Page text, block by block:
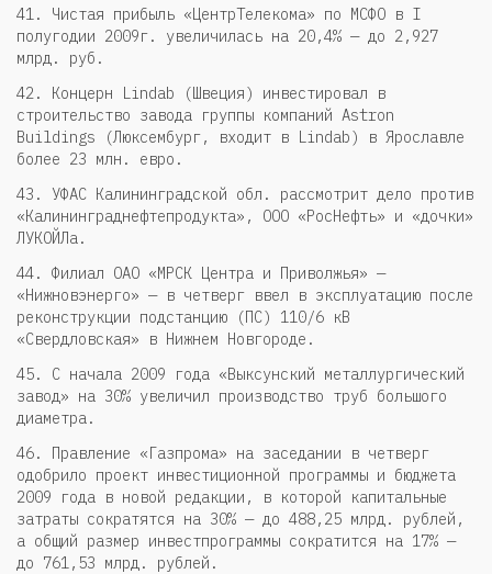
41. Чистая прибыль «ЦентрТелекома» по МСФО в I
полугодии 2009г. увеличилась на 20,4% — до 2,927
млрд. руб.
42. Концерн Lindab (Швеция) инвестировал в
строительство завода группы компаний Astron
Buildings (Люксембург, входит в Lindab) в Ярославле
более 23 млн. евро.
43. УФАС Калининградской обл. рассмотрит дело против
«Калининграднефтепродукта», ООО «РосНефть» и «дочки»
ЛУКОЙЛа.
44. Филиал ОАО «МРСК Центра и Приволжья» —
«Нижновэнерго» — в четверг ввел в эксплуатацию после
реконструкции подстанцию (ПС) 110/6 кВ
«Свердловская» в Нижнем Новгороде.
45. С начала 2009 года «Выксунский металлургический
завод» на 30% увеличил производство труб большого
диаметра.
46. Правление «Газпрома» на заседании в четверг
одобрило проект инвестиционной программы и бюджета
2009 года в новой редакции, в которой капитальные
затраты сократятся на 30% — до 488,25 млрд. рублей,
а общий размер инвестпрограммы сократится на 17% —
до 761,53 млрд. рублей.